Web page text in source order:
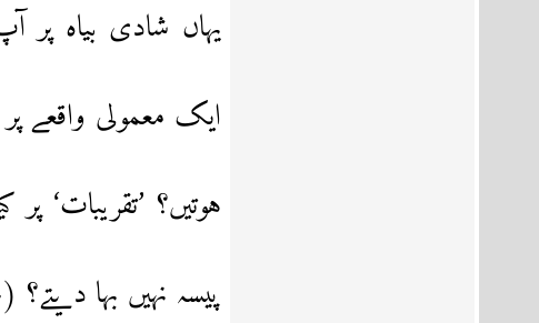
یہاں شادی بیاہ پر
ایک معمولی واقعے
ہوتیں؟ ’تقریبات‘ پر
پیسہ نہیں بہا